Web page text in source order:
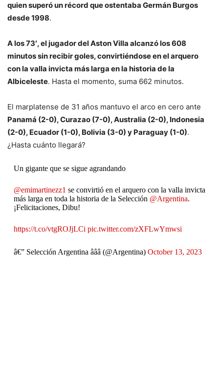
quien superó un récord que ostentaba Germán Burgos
desde 1998.
A los 73′, el jugador del Aston Villa alcanzó los 608
minutos sin recibir goles, convirtiéndose en el arquero
con la valla invicta más larga en la historia de la
Albiceleste. Hasta el momento, suma 662 minutos.
El marplatense de 31 años mantuvo el arco en cero ante
Panamá (2-0), Curazao (7-0), Australia (2-0), Indonesia
(2-0), Ecuador (1-0), Bolivia (3-0) y Paraguay (1-0).
¿Hasta cuánto llegará?
Un gigante que se sigue agrandando
@emimartinezz1 se convirtió en el arquero con la valla invicta
más larga en toda la historia de la Selección @Argentina.
¡Felicitaciones, Dibu!
https://t.co/vtgROJjLCi pic.twitter.com/zXFLwYmwsi
â€” Selección Argentina â­â­â­ (@Argentina) October 13, 2023